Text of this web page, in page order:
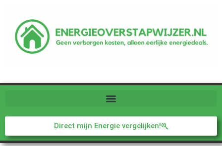
Direct mijn Energie vergelijken!